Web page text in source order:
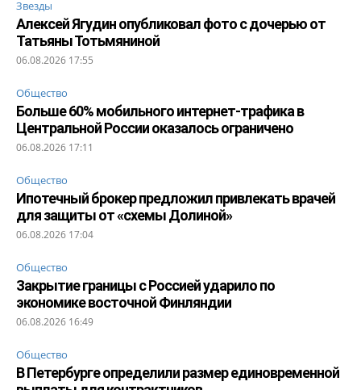
Звезды
Алексей Ягудин опубликовал фото с дочерью от
Татьяны Тотьмяниной
06.08.2026 17:55
Общество
Больше 60% мобильного интернет-трафика в
Центральной России оказалось ограничено
06.08.2026 17:11
Общество
Ипотечный брокер предложил привлекать врачей
для защиты от «схемы Долиной»
06.08.2026 17:04
Общество
Закрытие границы с Россией ударило по
экономике восточной Финляндии
06.08.2026 16:49
Общество
В Петербурге определили размер единовременной